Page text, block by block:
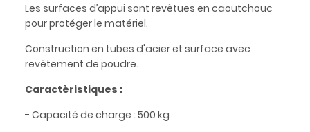
Les surfaces d’appui sont revêtues en caoutchouc
pour protéger le matériel.
Construction en tubes d'acier et surface avec
revêtement de poudre.
Caractèristiques :
- Capacité de charge : 500 kg